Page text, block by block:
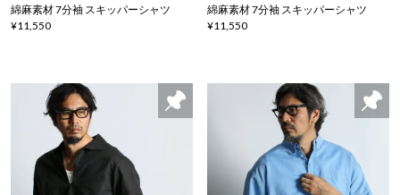
綿麻素材 7分袖 スキッパーシャツ
¥11,550
綿麻素材 7分袖 スキッパーシャツ
¥11,550